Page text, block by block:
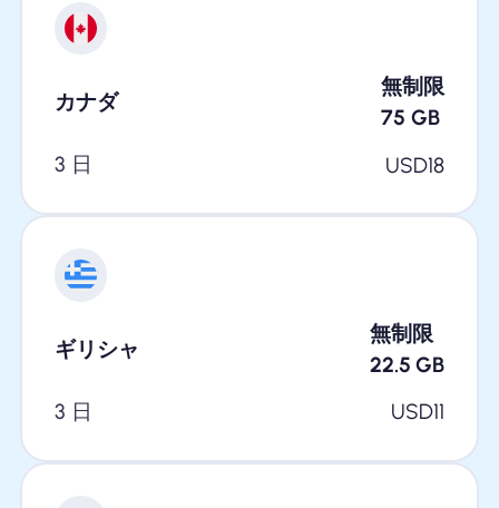
カナダ
無制限
75 GB
3 日
USD18
ギリシャ
無制限
22.5 GB
3 日
USD11